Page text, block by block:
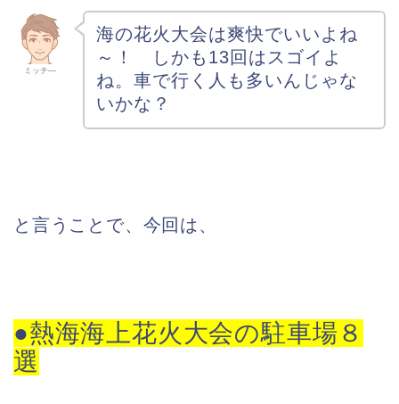
ミッチ―
海の花火大会は爽快でいいよね
～！ しかも13回はスゴイよ
ね。車で行く人も多いんじゃな
いかな？
と言うことで、今回は、
●熱海海上花火大会の駐車場８
選